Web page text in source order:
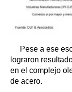
Pese a ese
lograron
en el complejo
de acero.